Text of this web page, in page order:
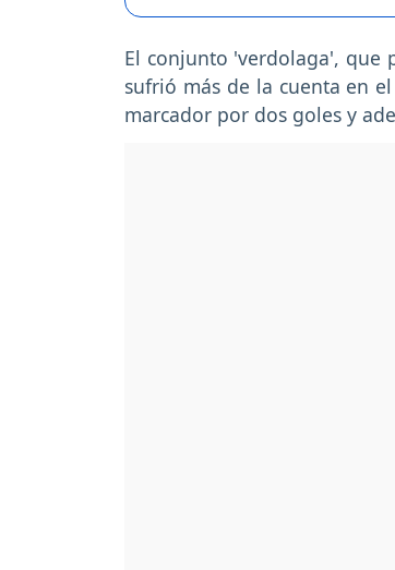
El conjunto 'verdolaga', que
sufrió más de la cuenta en
marcador por dos goles y